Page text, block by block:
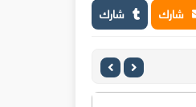
شارك شارك